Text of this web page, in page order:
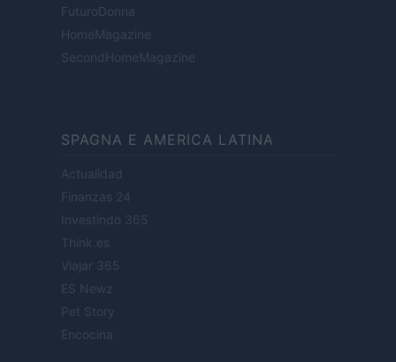
FuturoDonna
HomeMagazine
SecondHomeMagazine
SPAGNA E AMERICA LATINA
Actualidad
Finanzas 24
Investindo 365
Think.es
Viajar 365
ES Newz
Pet Story
Encocina